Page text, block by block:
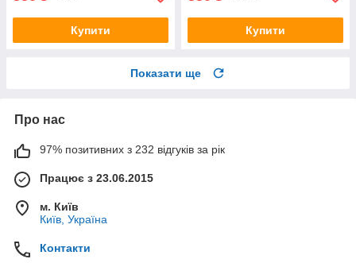
Купити Купити
Показати ще
Про нас
97% позитивних з 232 відгуків за рік
Працює з 23.06.2015
м. Київ
Київ, Україна
Контакти